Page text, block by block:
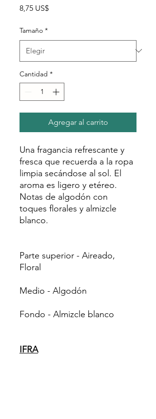
8,75 US$Precio
Tamaño *
Cantidad *
Agregar al carrito
Una fragancia refrescante y
fresca que recuerda a la ropa
limpia secándose al sol. El
aroma es ligero y etéreo.
Notas de algodón con
toques florales y almizcle
blanco.
Parte superior - Aireado,
Floral
Medio - Algodón
Fondo - Almizcle blanco
IFRA